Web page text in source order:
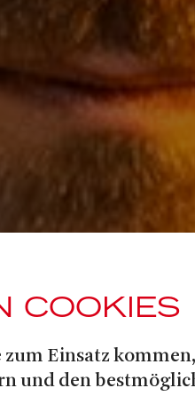
COOKIES
zum Einsatz
und den